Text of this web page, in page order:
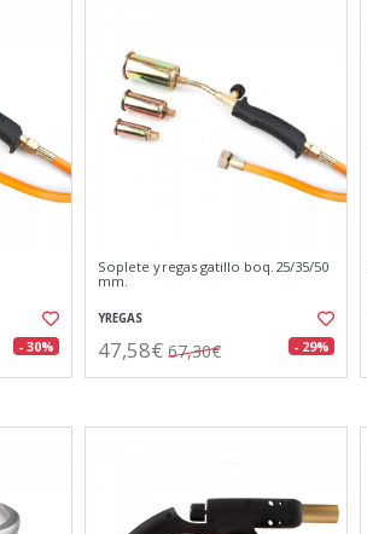
- 30%
Soplete yregas gatillo boq.25/35/50
mm.
YREGAS
47,58€ 67,30€ - 29%